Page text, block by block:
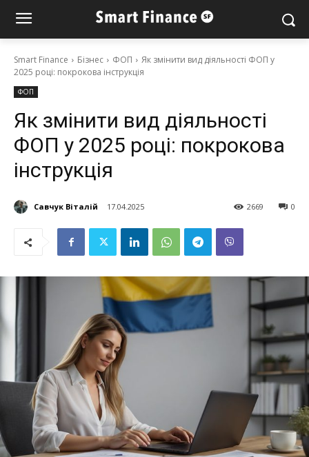
Smart Finance Бізнес ФОП
Як змінити вид діяльності ФОП у
2025 році: покрокова інструкція
ФОП
Як змінити вид діяльності
ФОП у 2025 році: покрокова
інструкція
Савчук Віталій 17.04.2025 0
2669